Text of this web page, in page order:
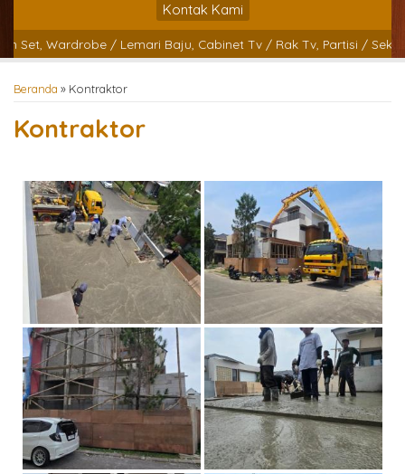
Kontak Kami
Wardrobe / Lemari Baju, Cabinet Tv / Rak Tv, Partisi / Sekat
Beranda » Kontraktor
Kontraktor